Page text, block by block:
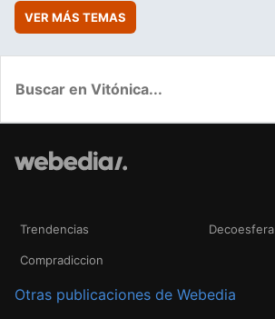
VER MÁS TEMAS
Trendencias Decoesfera
Compradiccion
Otras publicaciones de Webedia